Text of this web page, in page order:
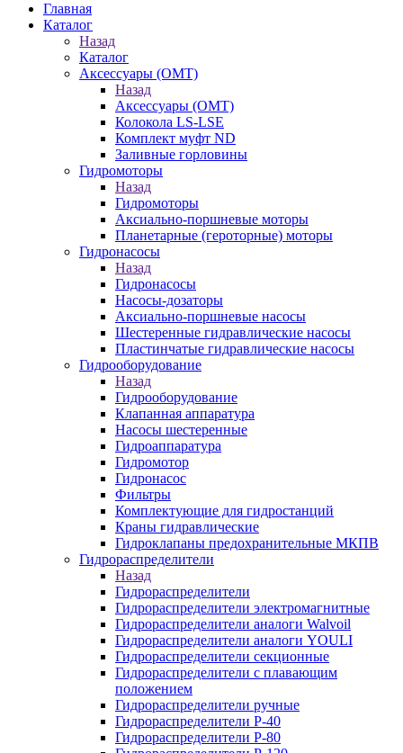
Главная
Каталог
Назад
Каталог
Аксессуары (OMT)
Назад
Аксессуары (OMT)
Колокола LS-LSE
Комплект муфт ND
Заливные горловины
Гидромоторы
Назад
Гидромоторы
Аксиально-поршневые моторы
Планетарные (героторные) моторы
Гидронасосы
Назад
Гидронасосы
Насосы-дозаторы
Аксиально-поршневые насосы
Шестеренные гидравлические насосы
Пластинчатые гидравлические насосы
Гидрооборудование
Назад
Гидрооборудование
Клапанная аппаратура
Насосы шестеренные
Гидроаппаратура
Гидромотор
Гидронасос
Фильтры
Комплектующие для гидростанций
Краны гидравлические
Гидроклапаны предохранительные МКПВ
Гидрораспределители
Назад
Гидрораспределители
Гидрораспределители электромагнитные
Гидрораспределители аналоги Walvoil
Гидрораспределители аналоги YOULI
Гидрораспределители секционные
Гидрораспределители с плавающим
положением
Гидрораспределители ручные
Гидрораспределители Р-40
Гидрораспределители Р-80